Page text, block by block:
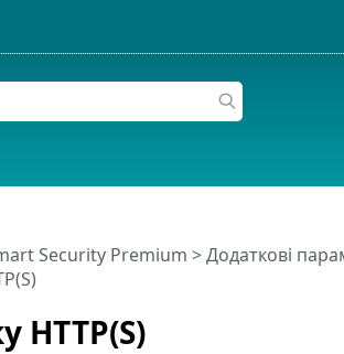
HTTP(S)
Security Premium >Додаткові